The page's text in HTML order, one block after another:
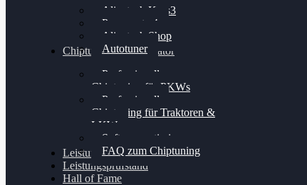
Alientech Kess3
Powergate 4
Alientech Shop
Autotuner
Chiptuning Konfigurator
Professionelles
Chiptuning für PKWs
Professionelles
Chiptuning für Traktoren &
LKW
Softwareoptimierung
FAQ zum Chiptuning
Leistungsmessung
Leistungsprüfstand
Hall of Fame